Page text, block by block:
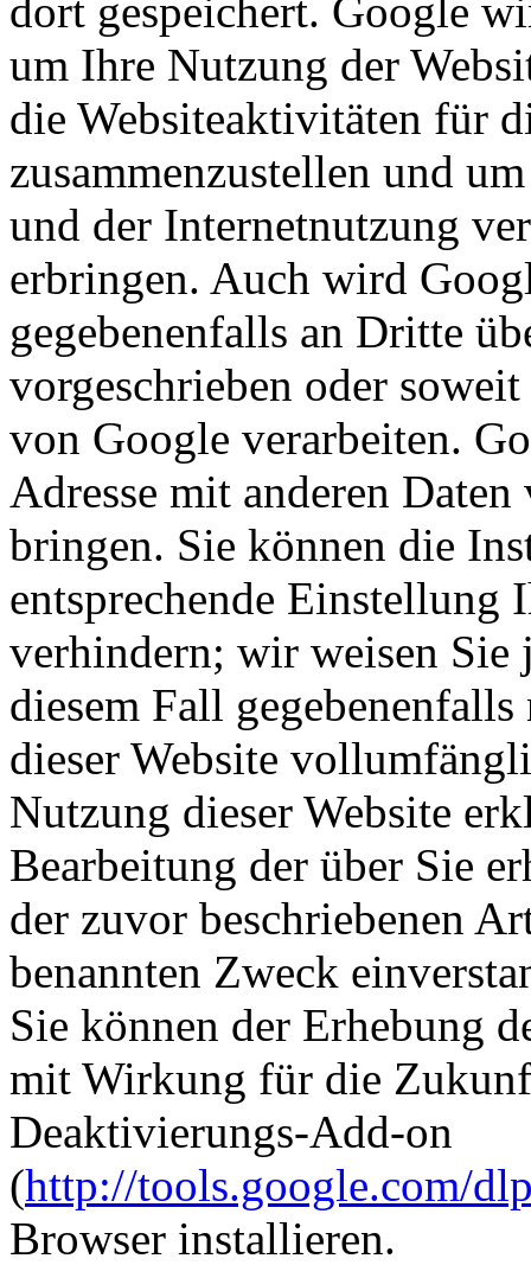
dort gespeichert. Google
um Ihre Nutzung der
die Websiteaktivitäten für
zusammenzustellen und
und der Internetnutzung
erbringen. Auch wird
gegebenenfalls an Dritte
vorgeschrieben oder
von Google verarbeiten.
Adresse mit anderen
bringen. Sie können die
entsprechende Einstellung
verhindern; wir weisen Sie
diesem Fall
dieser Website
Nutzung dieser Website
Bearbeitung der über Sie
der zuvor beschriebenen
benannten Zweck
Sie können der Erhebung
mit Wirkung für die
Deaktivierungs-Add-on
(http://tools.google.com/
Browser installieren.